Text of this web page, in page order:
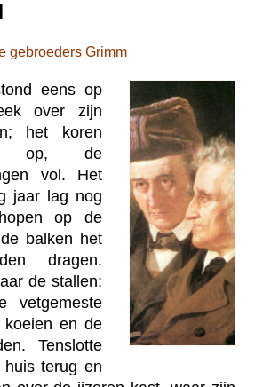
gebroeders Grimm
eens op
over zijn
het koren
op, de
vol. Het
jaar lag nog
op de
balken het
dragen.
de stallen:
vetgemeste
en de
Tenslotte
terug en